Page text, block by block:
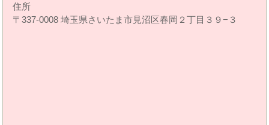
住所
〒337-0008 埼玉県さいたま市見沼区春岡２丁目３９−３